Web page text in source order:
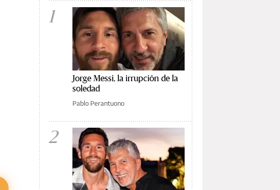
1
Jorge Messi, la irrupción de la
soledad
Pablo Perantuono
2